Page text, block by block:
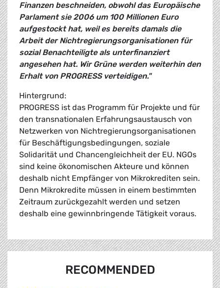
Finanzen beschneiden, obwohl das Europäische
Parlament sie 2006 um 100 Millionen Euro
aufgestockt hat, weil es bereits damals die
Arbeit der Nichtregierungsorganisationen für
sozial Benachteiligte als unterfinanziert
angesehen hat. Wir Grüne werden weiterhin den
Erhalt von PROGRESS verteidigen."
Hintergrund:
PROGRESS ist das Programm für Projekte und für
den transnationalen Erfahrungsaustausch von
Netzwerken von Nichtregierungsorganisationen
für Beschäftigungsbedingungen, soziale
Solidarität und Chancengleichheit der EU. NGOs
sind keine ökonomischen Akteure und können
deshalb nicht Empfänger von Mikrokrediten sein.
Denn Mikrokredite müssen in einem bestimmten
Zeitraum zurückgezahlt werden und setzen
deshalb eine gewinnbringende Tätigkeit voraus.
RECOMMENDED